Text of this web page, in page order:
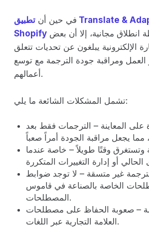
في حين أن تطبيق Translate & Adapt الأصلي من
Shopify
الإلكترونية يبلغون عن تحديات تتعلق
العمل ومراقبة جودة الترجمة مع توسع
أعمالهم.
تشمل المشكلات الشائعة ما يلي:
على المعاينة – الترجمات فقط بعد
وتستغرق وقتًا طويلاً – خاصة عندما
غير متسقة – لا توجد ضوابط
الخاصة بالصناعة في قاموس
المصطلحات.
– صعوبة الحفاظ على مصطلحات
العلامة التجارية عبر اللغات.